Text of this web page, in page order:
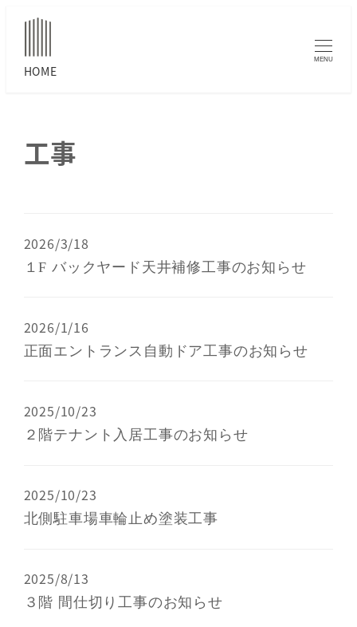
MENU
工事
１F バックヤード天井補修工事のお知らせ
2026/3/18
正面エントランス自動ドア工事のお知らせ
2026/1/16
２階テナント入居工事のお知らせ
2025/10/23
北側駐車場車輪止め塗装工事
2025/10/23
３階 間仕切り工事のお知らせ
2025/8/13